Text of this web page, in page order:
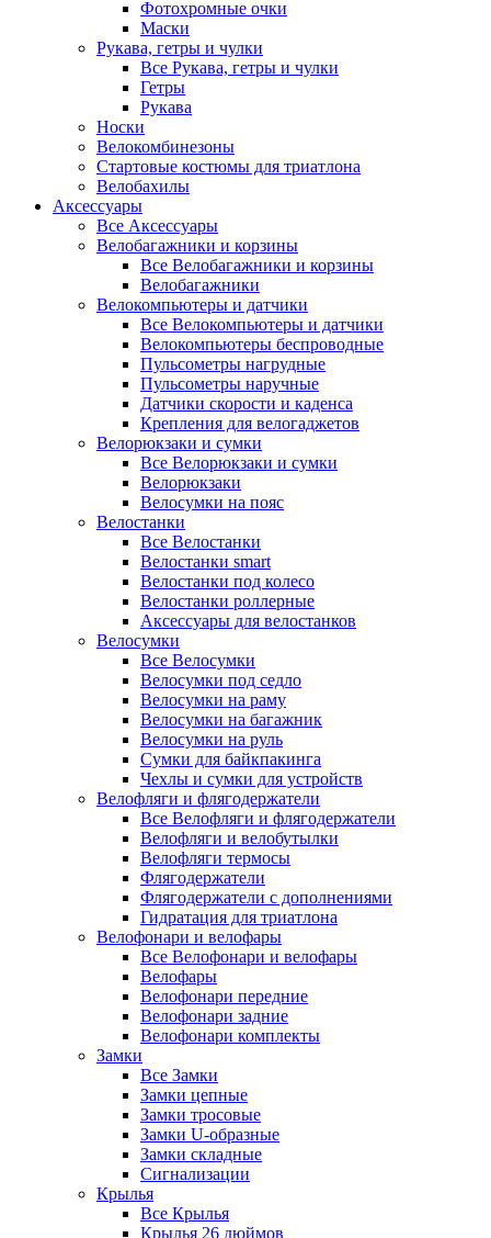
Фотохромные очки
Маски
Рукава, гетры и чулки
Все Рукава, гетры и чулки
Гетры
Рукава
Носки
Велокомбинезоны
Стартовые костюмы для триатлона
Велобахилы
Аксессуары
Все Аксессуары
Велобагажники и корзины
Все Велобагажники и корзины
Велобагажники
Велокомпьютеры и датчики
Все Велокомпьютеры и датчики
Велокомпьютеры беспроводные
Пульсометры нагрудные
Пульсометры наручные
Датчики скорости и каденса
Крепления для велогаджетов
Велорюкзаки и сумки
Все Велорюкзаки и сумки
Велорюкзаки
Велосумки на пояс
Велостанки
Все Велостанки
Велостанки smart
Велостанки под колесо
Велостанки роллерные
Аксессуары для велостанков
Велосумки
Все Велосумки
Велосумки под седло
Велосумки на раму
Велосумки на багажник
Велосумки на руль
Сумки для байкпакинга
Чехлы и сумки для устройств
Велофляги и флягодержатели
Все Велофляги и флягодержатели
Велофляги и велобутылки
Велофляги термосы
Флягодержатели
Флягодержатели с дополнениями
Гидратация для триатлона
Велофонари и велофары
Все Велофонари и велофары
Велофары
Велофонари передние
Велофонари задние
Велофонари комплекты
Замки
Все Замки
Замки цепные
Замки тросовые
Замки U-образные
Замки складные
Сигнализации
Крылья
Все Крылья
Крылья 26 дюймов